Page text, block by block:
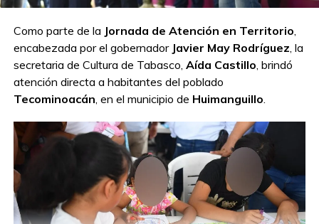
Como parte de la Jornada de Atención en Territorio
encabezada por el gobernador Javier May Rodríguez , la
secretaria de Cultura de Tabasco, Aída Castillo , brindó
atención directa a habitantes del poblado
Tecominoacán , en el municipio de Huimanguillo